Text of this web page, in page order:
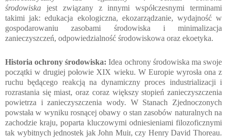
środowiska jest związany z innymi współczesnymi terminami
takimi jak:edukacja ekologiczna, ekozarządzanie, wydajność w
gospodarowaniu zasobami środowiska i minimalizacja
zanieczyszczeń, odpowiedzialność środowiskowa oraz ekoetyka.
Historia ochrony środowiska:Idea ochrony środowiska ma swoje
początki w drugiej połowie XIX wieku. W Europie wyrosła ona z
ruchu będącego reakcją na dynamiczny proces industrializacji i
rozrastania się miast, oraz coraz większy stopień zanieczyszczenia
powietrza i zanieczyszczenia wody. W Stanach Zjednoczonych
powstała w wyniku rosnącej obawy o stan zasobów naturalnych na
zachodzie kraju, poparta kluczowymi odniesieniami filozoficznymi
tak wybitnych jednostek jak John Muir, czy Henry David Thoreau.